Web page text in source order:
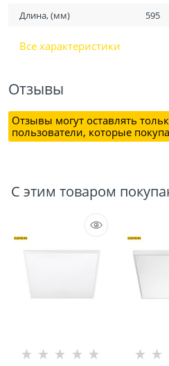
Длина, (мм) 595
Все характеристики
Отзывы
Отзывы могут оставлять
пользователи, которые
С этим товаром